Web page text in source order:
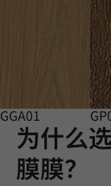
GGA01
为什么
膜膜？